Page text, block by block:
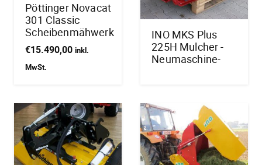
Pöttinger Novacat
301 Classic
Scheibenmähwerk
€15.490,00 inkl.
MwSt.
INO MKS Plus
225H Mulcher -
Neumaschine-